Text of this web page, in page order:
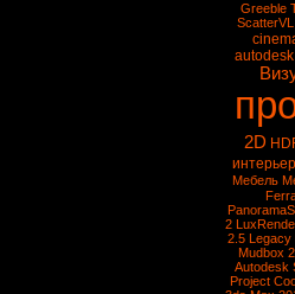
Greeble
autodesk
2D
Мебель
2
2.5 Legacy
Mudbox
Autodesk
Project